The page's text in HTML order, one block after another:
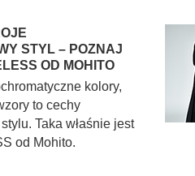
STYL – POZNAJ
OD MOHITO
kolory,
to cechy
Taka właśnie jest
od Mohito.